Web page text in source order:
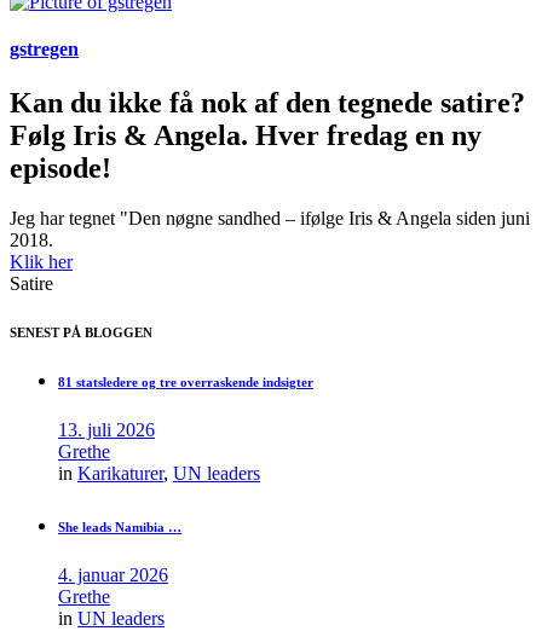
gstregen
Kan du ikke få nok af den tegnede satire?
Følg Iris & Angela. Hver fredag en ny
episode!
Jeg har tegnet "Den nøgne sandhed – ifølge Iris & Angela siden juni
2018.
Klik her
Satire
SENEST PÅ BLOGGEN
81 statsledere og tre overraskende indsigter
13. juli 2026
Grethe
in Karikaturer, UN leaders
She leads Namibia …
4. januar 2026
Grethe
in UN leaders